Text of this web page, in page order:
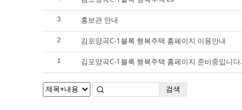
3 홍보관 안내
2 김포양곡C-1블록 행복주택 홈페이지 이용안내
1 김포양곡C-1블록 행복주택 홈페이지 준비중입니다.
검색